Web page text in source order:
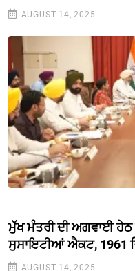
AUGUST 14, 2025
ਮੁੱਖ ਮੰਤਰੀ ਦੀ ਅਗਵਾਈ ਹੇਠ
ਸੁਸਾਇਟੀਆਂ ਐਕਟ, 1961
AUGUST 14, 2025